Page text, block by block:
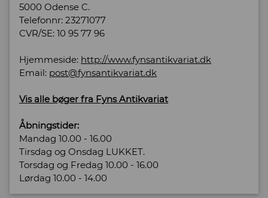
5000 Odense C.
Telefonnr: 23271077
CVR/SE: 10 95 77 96
Hjemmeside: http://www.fynsantikvariat.dk
Email: post@fynsantikvariat.dk
Vis alle bøger fra Fyns Antikvariat
Åbningstider:
Mandag 10.00 - 16.00
Tirsdag og Onsdag LUKKET.
Torsdag og Fredag 10.00 - 16.00
Lørdag 10.00 - 14.00